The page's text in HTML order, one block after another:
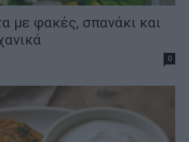
με φακές, σπανάκι και
0